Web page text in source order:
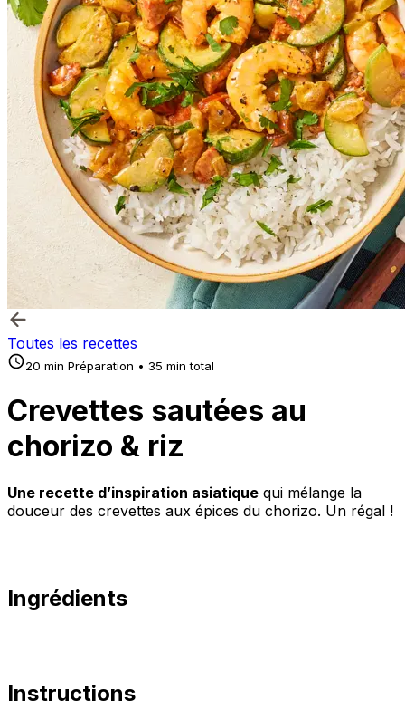
Toutes les recettes
20 min Préparation • 35 min total
Crevettes sautées au
chorizo & riz
Une recette d’inspiration asiatique qui mélange la
douceur des crevettes aux épices du chorizo. Un régal !
Ingrédients
Instructions